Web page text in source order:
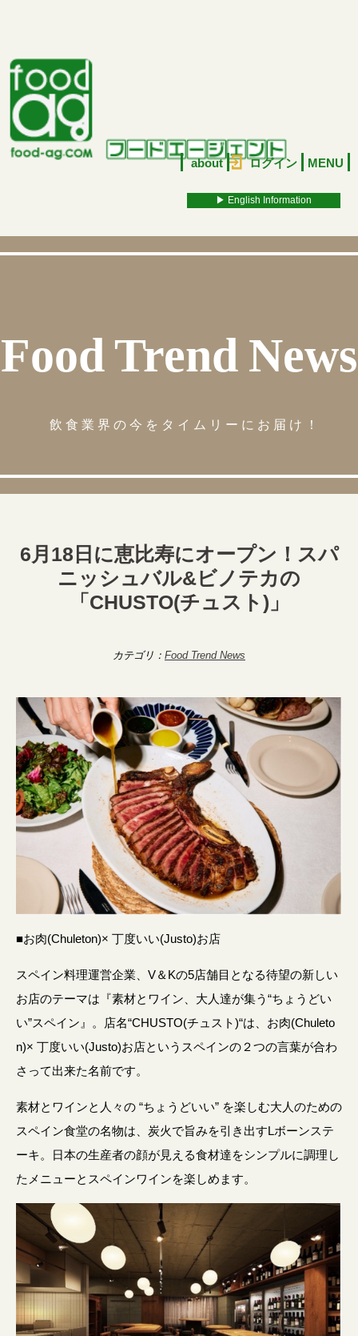
about ログイン MENU
▶︎ English Information
Food Trend News
飲食業界の今をタイムリーにお届け！
6月18日に恵比寿にオープン！スパ
ニッシュバル&ビノテカの
「CHUSTO(チュスト)」
カテゴリ： Food Trend News
■お肉(Chuleton)× 丁度いい(Justo)お店
スペイン料理運営企業、V＆Kの5店舗目となる待望の新しい
お店のテーマは『素材とワイン、大人達が集う“ちょうどい
い”スペイン』。店名“CHUSTO(チュスト)“は、お肉(Chuleto
n)× 丁度いい(Justo)お店というスペインの２つの言葉が合わ
さって出来た名前です。
素材とワインと人々の “ちょうどいい” を楽しむ大人のための
スペイン食堂の名物は、炭火で旨みを引き出すLボーンステ
ーキ。日本の生産者の顔が見える食材達をシンプルに調理し
たメニューとスペインワインを楽しめます。